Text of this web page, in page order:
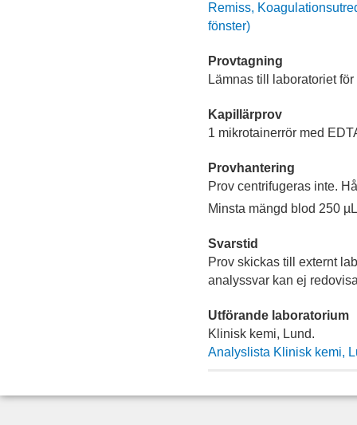
Remiss,
fönster)
Provtagning
Lämnas till laboratoriet
Kapillärprov
1 mikrotainerrör med
Provhantering
Prov centrifugeras inte.
Minsta mängd blod 250
Svarstid
Prov skickas till externt
analyssvar kan ej
Utförande laboratorium
Klinisk kemi, Lund.
Analyslista Klinisk kemi,